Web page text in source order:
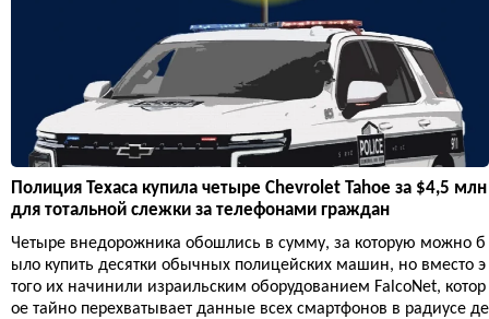
Полиция Техаса купила четыре Chevrolet Tahoe за $4,5 млн
для тотальной слежки за телефонами граждан
Четыре внедорожника обошлись в сумму, за которую можно б
ыло купить десятки обычных полицейских машин, но вместо э
того их начинили израильским оборудованием FalcoNet, котор
ое тайно перехватывает данные всех смартфонов в радиусе де